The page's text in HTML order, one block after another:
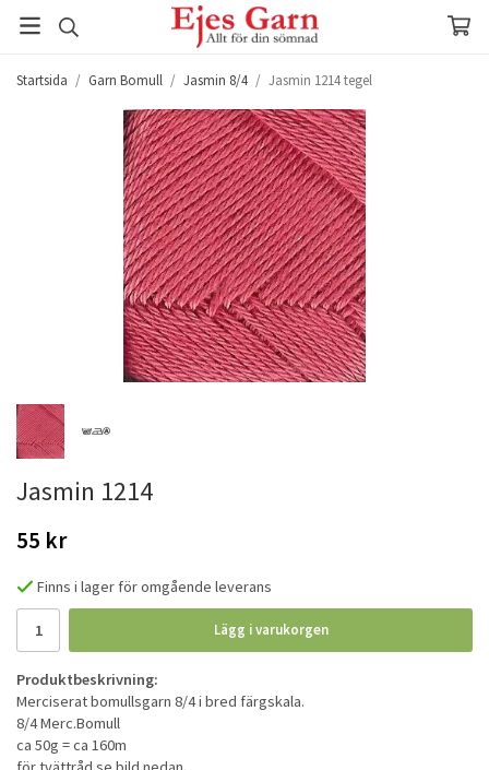
Startsida / Garn Bomull / Jasmin 8/4 / Jasmin 1214 tegel
Jasmin 1214
55 kr
Finns i lager för omgående leverans
Lägg i varukorgen
Produktbeskrivning:
Merciserat bomullsgarn 8/4 i bred färgskala.
8/4 Merc.Bomull
ca 50g = ca 160m